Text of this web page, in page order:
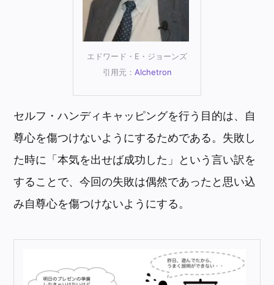
エドワード・E・ジョーンズ
引用元： Alchetron
セルフ・ハンディキャッピングを行う目的は、自
尊心を傷つけないようにするためである。失敗し
た時に「本気を出せば成功した」という言い訳を
することで、今回の失敗は偶然であったと思い込
み自尊心を傷つけないようにする。